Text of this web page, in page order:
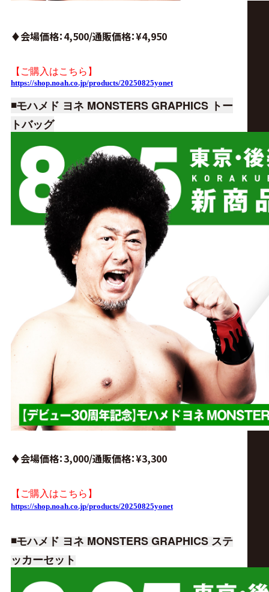
♦︎会場価格：4,500/通販価格：¥4,950
【ご購入はこちら】
https://shop.noah.co.jp/products/20250825yonet
◾️モハメド ヨネ MONSTERS GRAPHICS トー
トバッグ
♦︎会場価格：3,000/通販価格：¥3,300
【ご購入はこちら】
https://shop.noah.co.jp/products/20250825yonet
◾️モハメド ヨネ MONSTERS GRAPHICS ステ
ッカーセット